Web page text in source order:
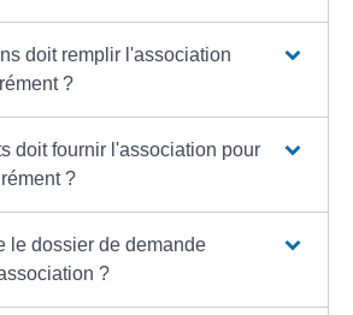
doit remplir l'association
?
doit fournir l'association pour
?
le dossier de demande
?